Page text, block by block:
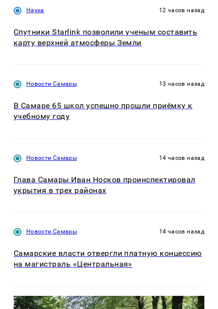
Наука 12 часов назад
Спутники Starlink позволили ученым составить
карту верхней атмосферы Земли
Новости Самары 13 часов назад
В Самаре 65 школ успешно прошли приёмку к
учебному году
Новости Самары 14 часов назад
Глава Самары Иван Носков проинспектировал
укрытия в трех районах
Новости Самары 14 часов назад
Самарские власти отвергли платную концессию
на магистраль «Центральная»